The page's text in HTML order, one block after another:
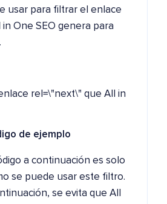
usar para filtrar el enlace
One SEO genera para
rel=\"next\" que All in
de ejemplo
a continuación es solo
se puede usar este filtro.
se evita que All